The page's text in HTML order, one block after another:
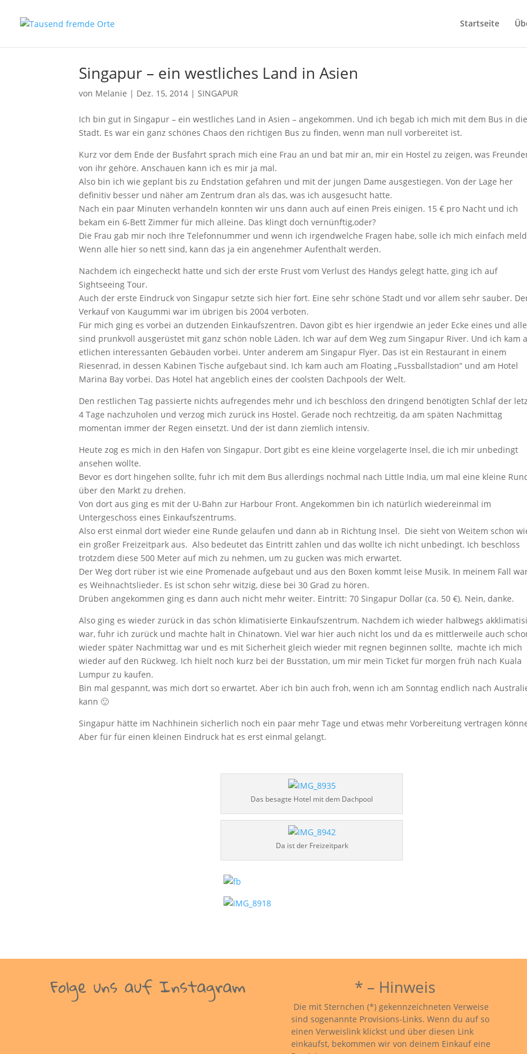
Startseite
Singapur – ein westliches Land in Asien
von Melanie | Dez. 15, 2014 |SINGAPUR
Ich bin gut in Singapur – ein westliches Land in Asien – angekommen. Und ich begab ich mich mit dem Bus in die
Stadt. Es war ein ganz schönes Chaos den richtigen Bus zu finden, wenn man null vorbereitet ist.
Kurz vor dem Ende der Busfahrt sprach mich eine Frau an und bat mir an, mir ein Hostel zu zeigen, was
von ihr gehöre. Anschauen kann ich es mir ja mal.
Also bin ich wie geplant bis zu Endstation gefahren und mit der jungen Dame ausgestiegen. Von der Lage her
definitiv besser und näher am Zentrum dran als das, was ich ausgesucht hatte.
Nach ein paar Minuten verhandeln konnten wir uns dann auch auf einen Preis einigen. 15 € pro Nacht und ich
bekam ein 6-Bett Zimmer für mich alleine. Das klingt doch vernünftig,oder?
Die Frau gab mir noch Ihre Telefonnummer und wenn ich irgendwelche Fragen habe, solle ich mich einfach
Wenn alle hier so nett sind, kann das ja ein angenehmer Aufenthalt werden.
Nachdem ich eingecheckt hatte und sich der erste Frust vom Verlust des Handys gelegt hatte, ging ich auf
Sightseeing Tour.
Auch der erste Eindruck von Singapur setzte sich hier fort. Eine sehr schöne Stadt und vor allem sehr sauber.
Verkauf von Kaugummi war im übrigen bis 2004 verboten.
Für mich ging es vorbei an dutzenden Einkaufszentren. Davon gibt es hier irgendwie an jeder Ecke eines und alle
sind prunkvoll ausgerüstet mit ganz schön noble Läden. Ich war auf dem Weg zum Singapur River. Und ich kam
etlichen interessanten Gebäuden vorbei. Unter anderem am Singapur Flyer. Das ist ein Restaurant in einem
Riesenrad, in dessen Kabinen Tische aufgebaut sind. Ich kam auch am Floating „Fussballstadion“ und am Hotel
Marina Bay vorbei. Das Hotel hat angeblich eines der coolsten Dachpools der Welt.
Den restlichen Tag passierte nichts aufregendes mehr und ich beschloss den dringend benötigten Schlaf der
4 Tage nachzuholen und verzog mich zurück ins Hostel. Gerade noch rechtzeitig, da am späten Nachmittag
momentan immer der Regen einsetzt. Und der ist dann ziemlich intensiv.
Heute zog es mich in den Hafen von Singapur. Dort gibt es eine kleine vorgelagerte Insel, die ich mir unbedingt
ansehen wollte.
Bevor es dort hingehen sollte, fuhr ich mit dem Bus allerdings nochmal nach Little India, um mal eine kleine
über den Markt zu drehen.
Von dort aus ging es mit der U-Bahn zur Harbour Front. Angekommen bin ich natürlich wiedereinmal im
Untergeschoss eines Einkaufszentrums.
Also erst einmal dort wieder eine Runde gelaufen und dann ab in Richtung Insel. Die sieht von Weitem schon
ein großer Freizeitpark aus. Also bedeutet das Eintritt zahlen und das wollte ich nicht unbedingt. Ich beschloss
trotzdem diese 500 Meter auf mich zu nehmen, um zu gucken was mich erwartet.
Der Weg dort rüber ist wie eine Promenade aufgebaut und aus den Boxen kommt leise Musik. In meinem Fall
es Weihnachtslieder. Es ist schon sehr witzig, diese bei 30 Grad zu hören.
Drüben angekommen ging es dann auch nicht mehr weiter. Eintritt: 70 Singapur Dollar (ca. 50 €). Nein, danke.
Also ging es wieder zurück in das schön klimatisierte Einkaufszentrum. Nachdem ich wieder halbwegs
war, fuhr ich zurück und machte halt in Chinatown. Viel war hier auch nicht los und da es mittlerweile auch
wieder später Nachmittag war und es mit Sicherheit gleich wieder mit regnen beginnen sollte, machte ich mich
wieder auf den Rückweg. Ich hielt noch kurz bei der Busstation, um mir mein Ticket für morgen früh nach Kuala
Lumpur zu kaufen.
Bin mal gespannt, was mich dort so erwartet. Aber ich bin auch froh, wenn ich am Sonntag endlich nach
kann 🙂
Singapur hätte im Nachhinein sicherlich noch ein paar mehr Tage und etwas mehr Vorbereitung vertragen
Aber für für einen kleinen Eindruck hat es erst einmal gelangt.
Das besagte Hotel mit dem Dachpool
Da ist der Freizeitpark
Folge uns auf Instagram * – Hinweis
Die mit Sternchen (*) gekennzeichneten Verweise
sind sogenannte Provisions-Links. Wenn du auf so
einen Verweislink klickst und über diesen Link
einkaufst, bekommen wir von deinem Einkauf eine